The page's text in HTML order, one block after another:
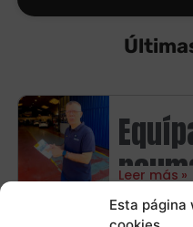
Esta página
Leer más